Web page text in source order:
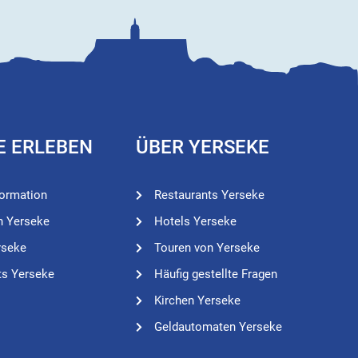
ERLEBEN
Yerseke
Yerseke
ÜBER YERSEKE
Restaurants Yerseke
Hotels Yerseke
Touren von Yerseke
Häufig gestellte Fragen
Kirchen Yerseke
Geldautomaten Yerseke